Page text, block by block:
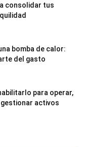
consolidar tus
bomba de calor:
del gasto
para operar,
gestionar activos